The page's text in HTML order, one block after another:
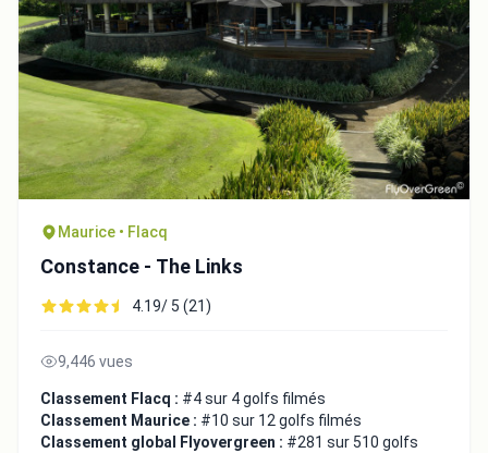
Maurice • Flacq
Constance - The Links
4.19/ 5 (21)
9,446 vues
Classement Flacq : #4 sur 4 golfs filmés
Classement Maurice : #10 sur 12 golfs filmés
Classement global Flyovergreen : #281 sur 510 golfs